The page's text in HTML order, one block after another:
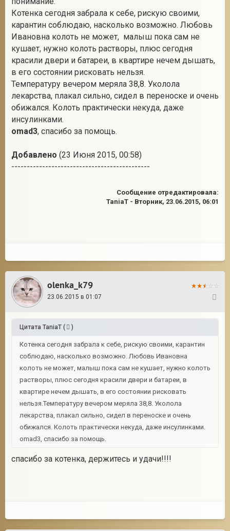
Котенка сегодня забрала к себе, рискую своими,
карантин соблюдаю, насколько возможно. Любовь
Ивановна колоть не может, малыш пока сам не
кушает, нужно колоть растворы, плюс сегодня
красили двери и батареи, в квартире нечем дышать,
в его состоянии рисковать нельзя.
Температуру вечером меряла 38,8. Уколола
лекарства, плакал сильно, сидел в переноске и очень
обижался. Колоть практически некуда, даже
инсулинками.
omad3, спасибо за помощь.
Добавлено (23 Июня 2015, 00:58)
---------------------------------------------
Сообщение отредактировала:
TaniaT - Вторник, 23.06.2015, 06:01
olenka_k79
23.06.2015 в 01:07
Цитата TaniaT ( )
Котенка сегодня забрала к себе, рискую своими, карантин
соблюдаю, насколько возможно. Любовь Ивановна
колоть не может, малыш пока сам не кушает, нужно колоть
растворы, плюс сегодня красили двери и батареи, в
квартире нечем дышать, в его состоянии рисковать
нельзя.Температуру вечером меряла 38,8. Уколола
лекарства, плакал сильно, сидел в переноске и очень
обижался. Колоть практически некуда, даже инсулинками.
omad3, спасибо за помощь.
спасибо за котенка, держитесь и удачи!!!!